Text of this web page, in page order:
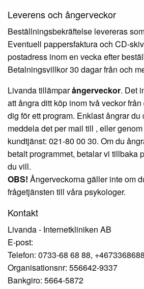
Leverens och ångerveckor
Beställningsbekräftelse levereras
Eventuell pappersfaktura och CD-
postadress inom en vecka efter
Betalningsvillkor 30 dagar från och
Livanda tillämparångerveckor. Det
att ångra ditt köp inom två veckor
dig för ett program. Enklast ångrar du
meddela det per mail till , eller
kundtjänst: 021-80 00 30. Om du
betalt programmet, betalar vi tillbaka
du vill.
OBS! Ångerveckorna gäller inte om
frågetjänsten till våra psykologer.
Kontakt
Livanda - Internetkliniken AB
E-post:
Telefon: 0733-68 68 88,
Organisationsnr: 556642-9337
Bankgiro: 5664-5872